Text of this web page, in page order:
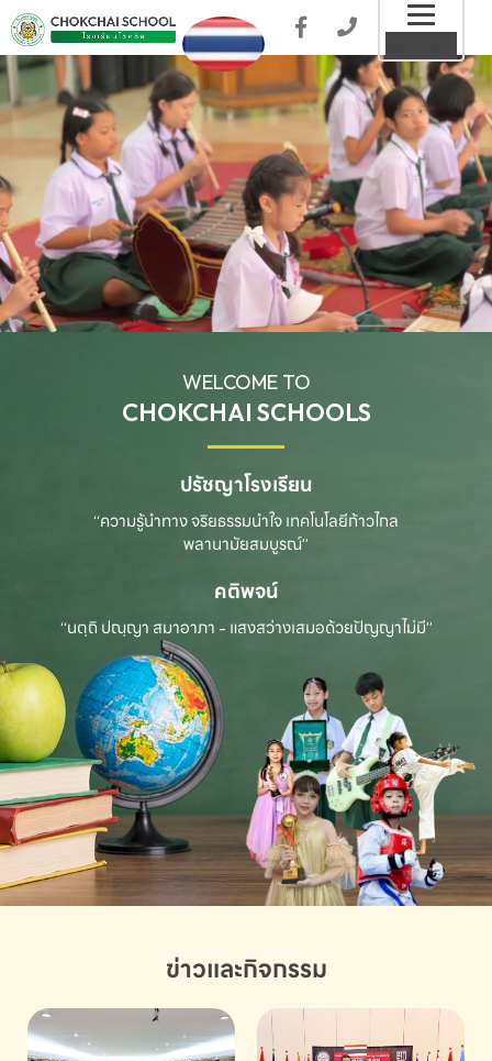
WELCOME TO
CHOKCHAI SCHOOLS
ปรัชญาโรงเรียน
“ความรู้นำทาง จริยธรรมนำใจ เทคโนโลยีก้าวไกล
พลานามัยสมบูรณ์”
คติพจน์
“นตฺถิ ปณฺญา สมาอาภา - แสงสว่างเสมอด้วยปัญญาไม่มี”
ข่าวและกิจกรรม